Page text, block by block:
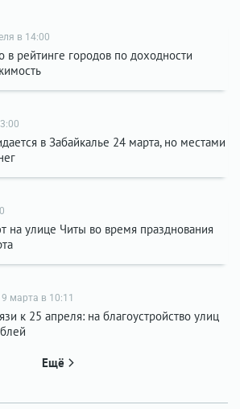
в 14:00
в рейтинге городов по доходности
в Забайкалье 24 марта, но местами
на улице Читы во время празднования
марта в 10:11
к 25 апреля: на благоустройство улиц
Ещё